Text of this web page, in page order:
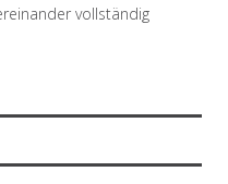
vollständig